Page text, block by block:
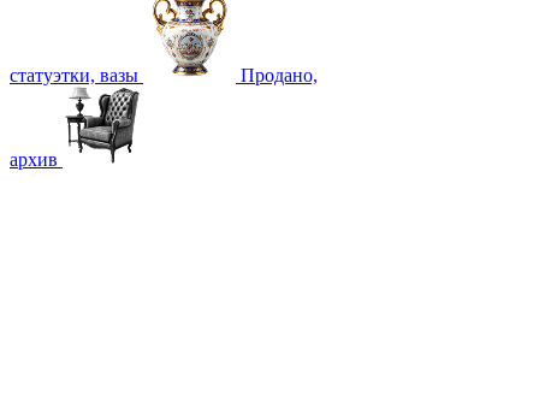
статуэтки, вазы Продано,
архив